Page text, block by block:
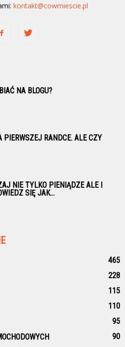
kontakt@cowmiescie.pl
NA BLOGU?
PIERWSZEJ RANDCE. ALE CZY
NIE TYLKO PIENIĄDZE ALE I
SIĘ JAK...
465
228
115
110
95
90